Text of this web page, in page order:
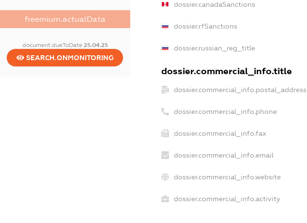
freemium.actualData
document.dueToDate 25.04.25
SEARCH.ONMONITORING
dossier.canadaSanctions
dossier.rfSanctions
dossier.russian_reg_title
dossier.commercial_info.title
dossier.commercial_info.postal_address
dossier.commercial_info.phone
dossier.commercial_info.fax
dossier.commercial_info.email
dossier.commercial_info.website
dossier.commercial_info.activity